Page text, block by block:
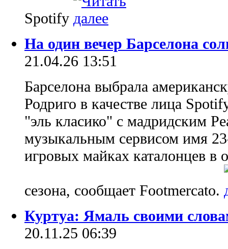
Spotify
На один вечер Барселона
21.04.26 13:51
Барселона выбрала
Родриго в качестве лица
"эль класико" с мадридским
музыкальным сервисом имя
игровых майках каталонцев в
сезона, сообщает Footmercato.
Куртуа: Ямаль своими
20.11.25 06:39